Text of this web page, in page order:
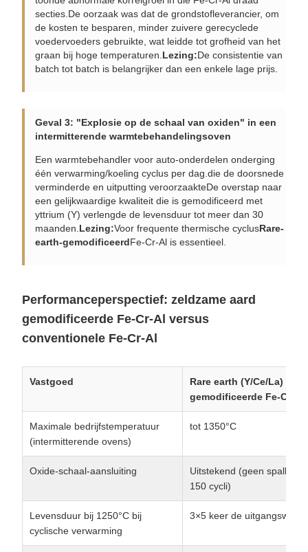
secties.De oorzaak was dat de grondstofleverancier, om
de kosten te besparen, minder zuivere gerecyclede
voedervoeders gebruikte, wat leidde tot grofheid van het
graan bij hoge temperaturen. Lezing:De consistentie van
batch tot batch is belangrijker dan een enkele lage prijs.
Geval 3: "Explosie op de schaal van oxiden" in een
intermitterende warmtebehandelingsoven
Een warmtebehandler voor auto-onderdelen onderging
één verwarming/koeling cyclus per dag.die de doorsnede
verminderde en uitputting veroorzaakteDe overstap naar
een gelijkwaardige kwaliteit die is gemodificeerd met
yttrium (Y) verlengde de levensduur tot meer dan 30
maanden. Lezing:Voor frequente thermische cyclusRare-
earth-gemodificeerdFe-Cr-Al is essentieel.
Performanceperspectief: zeldzame aard
gemodificeerde Fe-Cr-Al versus
conventionele Fe-Cr-Al
Vastgoed
Rare earth (Y/Ce/La)
gemodificeerde Fe-Cr-Al
Maximale bedrijfstemperatuur
(intermitterende ovens)
tot 1350°C
Oxide-schaal-aansluiting
Uitstekend (geen spallatie
150 cycli)
Levensduur bij 1250°C bij
cyclische verwarming
3×5 keer de